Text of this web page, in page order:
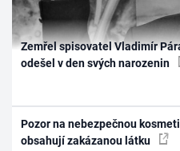
Zemřel spisovatel Vladimír
odešel v den svých narozenin
Pozor na nebezpečnou
obsahují zakázanou látku